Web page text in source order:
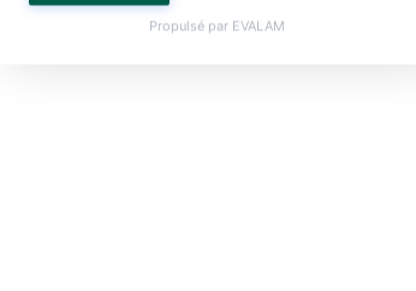
Propulsé par EVALAM